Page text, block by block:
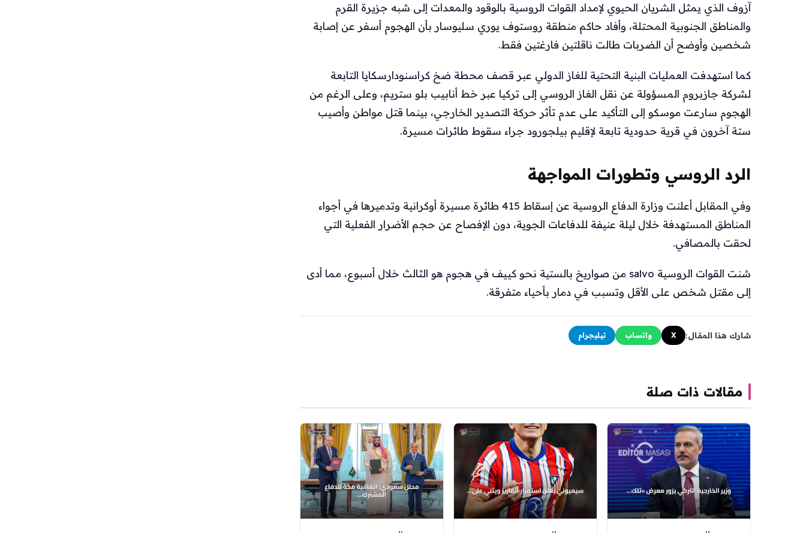
آزوف الذي يمثل الشريان الحيوي لإمداد القوات الروسية بالوقود والمعدات إلى شبه جزيرة القرم
والمناطق الجنوبية المحتلة، وأفاد حاكم منطقة روستوف يوري سليوسار بأن الهجوم أسفر عن إصابة
شخصين وأوضح أن الضربات طالت ناقلتين فارغتين فقط.
كما استهدفت العمليات البنية التحتية للغاز الدولي عبر قصف محطة ضخ كراسنودارسكايا التابعة
لشركة جازبروم المسؤولة عن نقل الغاز الروسي إلى تركيا عبر خط أنابيب بلو ستريم، وعلى الرغم من
الهجوم سارعت موسكو إلى التأكيد على عدم تأثر حركة التصدير الخارجي، بينما قتل مواطن وأصيب
ستة آخرون في قرية حدودية تابعة لإقليم بيلجورود جراء سقوط طائرات مسيرة.
الرد الروسي وتطورات المواجهة
وفي المقابل أعلنت وزارة الدفاع الروسية عن إسقاط 415 طائرة مسيرة أوكرانية وتدميرها في أجواء
المناطق المستهدفة خلال ليلة عنيفة للدفاعات الجوية، دون الإفصاح عن حجم الأضرار الفعلية التي
لحقت بالمصافي.
شنت القوات الروسية salvo من صواريخ بالستية نحو كييف في هجوم هو الثالث خلال أسبوع، مما أدى
إلى مقتل شخص على الأقل وتسبب في دمار بأحياء متفرقة.
شارك هذا المقال: X واتساب تيليجرام
مقالات ذات صلة